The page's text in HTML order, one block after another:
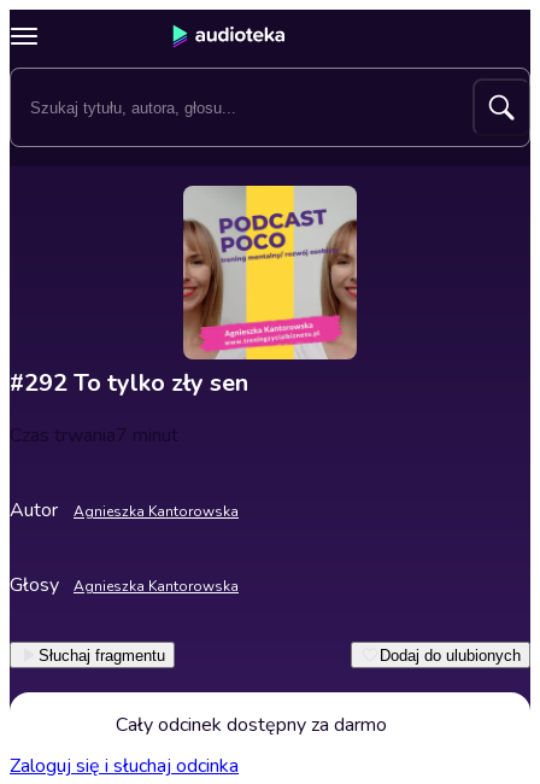
#292 To tylko zły sen
Czas trwania7 minut
Autor Agnieszka Kantorowska
Głosy Agnieszka Kantorowska
Słuchaj fragmentu Dodaj do ulubionych
Cały odcinek dostępny za darmo
Zaloguj się i słuchaj odcinka